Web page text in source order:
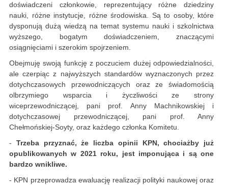
doświadczeni członkowie, reprezentujący różne dziedziny
nauki, różne instytucje, różne środowiska. Są to osoby, które
dysponują dużą wiedzą na temat systemu nauki i szkolnictwa
wyższego, bogatym doświadczeniem, znaczącymi
osiągnięciami i szerokim spojrzeniem.
Obejmuję swoją funkcję z poczuciem dużej odpowiedzialności,
ale czerpiąc z najwyższych standardów wyznaczonych przez
dotychczasowych przewodniczących oraz ze świadomością
olbrzymiego wsparcia i życzliwości ze strony
wiceprzewodniczącej, pani prof. Anny Machnikowskiej i
dotychczasowej przewodniczącej, pani prof. Anny
Chełmońskiej-Soyty, oraz każdego członka Komitetu.
- Trzeba przyznać, że liczba opinii KPN, chociażby już
opublikowanych w 2021 roku, jest imponująca i są one
bardzo wnikliwe.
- KPN przeprowadza ewaluację realizacji polityki naukowej oraz